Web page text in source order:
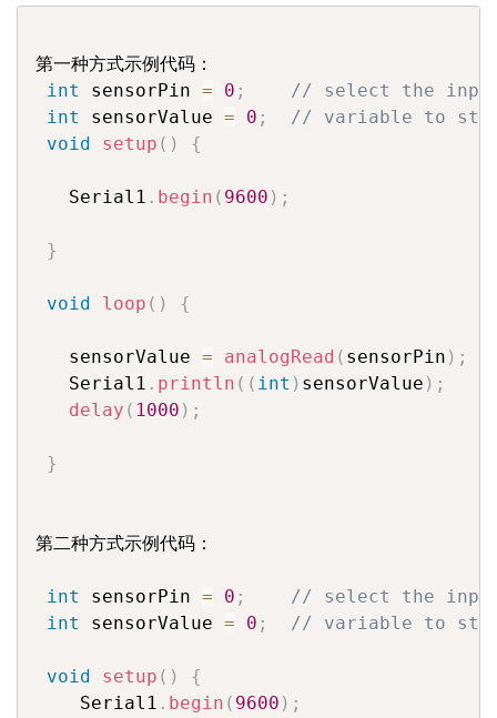
第一种方式示例代码：
int
sensorPin = 0 ;
// select the
int
sensorValue = 0 ;
// variable to
void
setup ( ) {
   Serial1
. begin ( 9600 ) ;
}
void loop ( ) {
   sensorValue
= analogRead ( sensorPin ) ;
   Serial1
. println ( ( int ) sensorValue ) ;
delay ( 1000 ) ;
}
第二种方式示例代码：
int sensorPin = 0 ;
// select the
int
sensorValue = 0 ; // variable to
void setup ( )
{
    Serial1
. begin ( 9600 ) ;